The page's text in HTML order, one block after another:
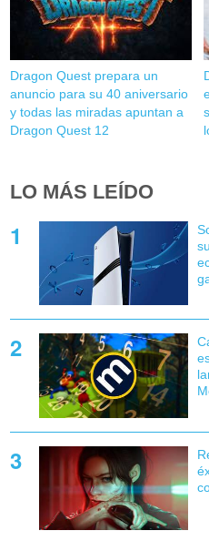
Dragon Quest prepara un
anuncio para su 40 aniversario
y todas las miradas apuntan a
Dragon Quest 12
LO MÁS LEÍDO